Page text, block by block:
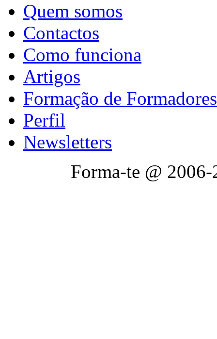
Quem somos
Contactos
Como funciona
Artigos
Formação de Formadores
Perfil
Newsletters
Forma-te @